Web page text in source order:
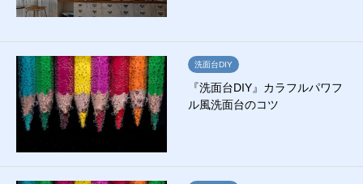
洗面台DIY
『洗面台DIY』カラフルパワフ
ル風洗面台のコツ